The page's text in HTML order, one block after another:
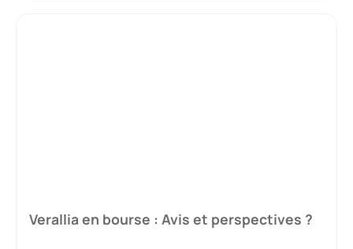
Verallia en bourse : Avis et perspectives ?